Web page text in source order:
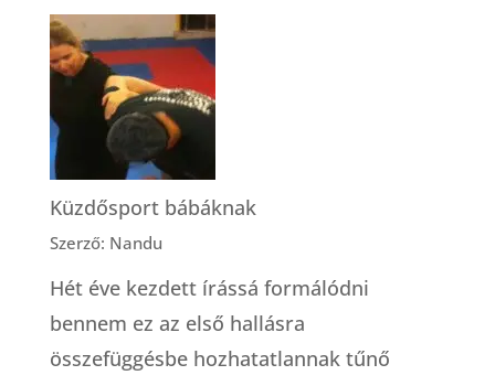
Gátmetszés
|
Ajtóstul
az
élet
kapuján
át
Küzdősport bábáknak
Szerző: Nandu
Hét éve kezdett írássá formálódni
bennem ez az első hallásra
összefüggésbe hozhatatlannak tűnő